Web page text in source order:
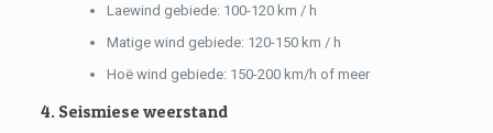
Laewind gebiede: 100-120 km / h
Matige wind gebiede: 120-150 km / h
Hoë wind gebiede: 150-200 km/h of meer
4. Seismiese weerstand